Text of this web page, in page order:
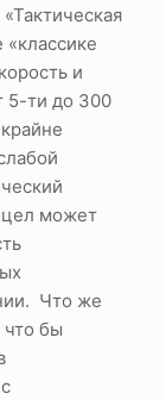
«классике
и
5-ти до 300
может
Что же
что бы